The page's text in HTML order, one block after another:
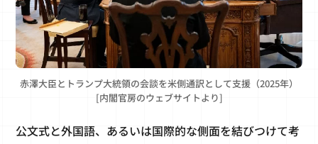
赤澤大臣とトランプ大統領の会談を米側通訳として支援（2025年）
[内閣官房のウェブサイトより]
公文式と外国語、あるいは国際的な側面を結びつけて考